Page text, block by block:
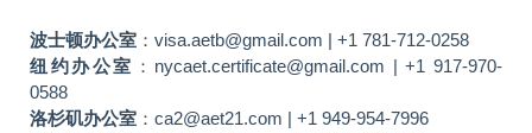
波士顿办公室 ：visa.aetb@gmail.com | +1 781-712-0258
纽约办公室 ：nycaet.certificate@gmail.com | +1 917-970-
0588
洛杉矶办公室 ：ca2@aet21.com | +1 949-954-7996